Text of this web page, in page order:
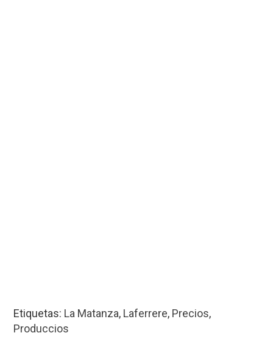
Etiquetas: La Matanza, Laferrere, Precios,
Produccios